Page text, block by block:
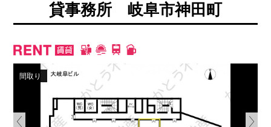
貸事務所 岐阜市神田町
間取り